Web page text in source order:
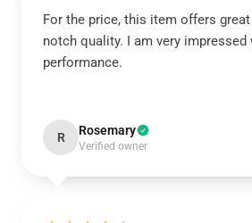
For the price, this item offers
notch quality. I am very impressed
performance.
R Rosemary
Verified owner